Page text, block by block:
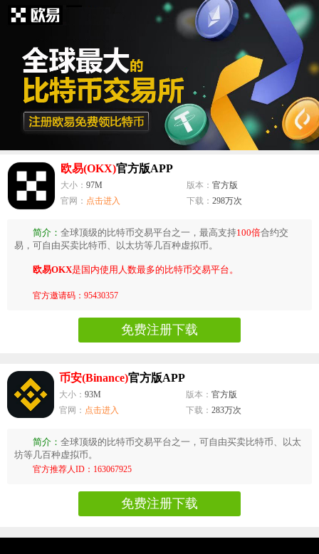
欧易(OKX)官方版APP
大小： 97M 版本： 官方版
官网： 点击进入 下载： 298万次
简介： 全球顶级的比特币交易平台之一，最高支持100倍合约交
易，可自由买卖比特币、以太坊等几百种虚拟币。
欧易OKX是国内使用人数最多的比特币交易平台。
官方邀请码：95430357
免费注册下载
币安(Binance)官方版APP
大小： 93M 版本： 官方版
官网： 点击进入 下载： 283万次
简介： 全球顶级的比特币交易平台之一，可自由买卖比特币、以太
坊等几百种虚拟币。
官方推荐人ID：163067925
免费注册下载